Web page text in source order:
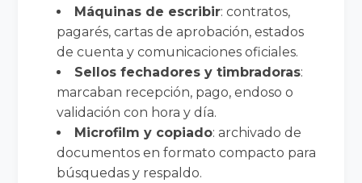
Máquinas de escribir: contratos,
pagarés, cartas de aprobación, estados
de cuenta y comunicaciones oficiales.
Sellos fechadores y timbradoras:
marcaban recepción, pago, endoso o
validación con hora y día.
Microfilm y copiado: archivado de
documentos en formato compacto para
búsquedas y respaldo.